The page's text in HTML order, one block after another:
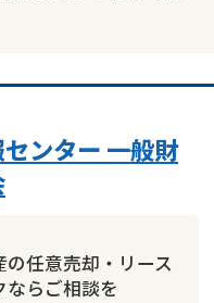
ンター 一般財
の任意売却・リース
ならご相談を